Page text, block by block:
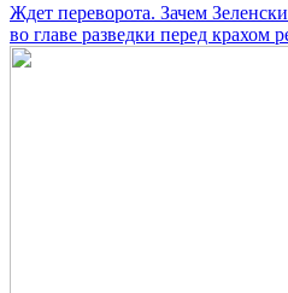
Ждет переворота. Зачем
во главе разведки перед крахом